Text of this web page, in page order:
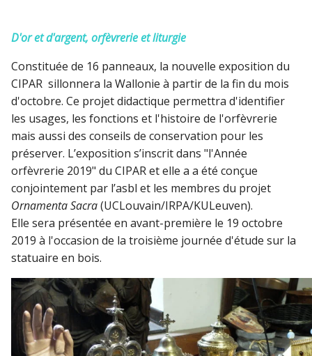
D'or et d'argent, orfèvrerie et liturgie
Constituée de 16 panneaux, la nouvelle exposition du
CIPAR sillonnera la Wallonie à partir de la fin du mois
d'octobre. Ce projet didactique permettra d'identifier
les usages, les fonctions et l'histoire de l'orfèvrerie
mais aussi des conseils de conservation pour les
préserver. L’exposition s’inscrit dans "l'Année
orfèvrerie 2019" du CIPAR et elle a a été conçue
conjointement par l’asbl et les membres du projet
Ornamenta Sacra(UCLouvain/IRPA/KULeuven).
Elle sera présentée en avant-première le 19 octobre
2019 à l'occasion de la troisième journée d'étude sur la
statuaire en bois.